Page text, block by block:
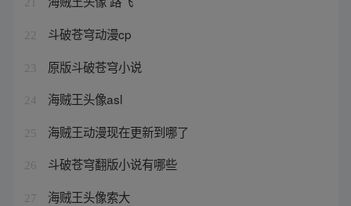
22 斗破苍穹动漫cp
23 原版斗破苍穹小说
24 海贼王头像asl
25 海贼王动漫现在更新到哪了
26 斗破苍穹翻版小说有哪些
27 海贼王头像索大